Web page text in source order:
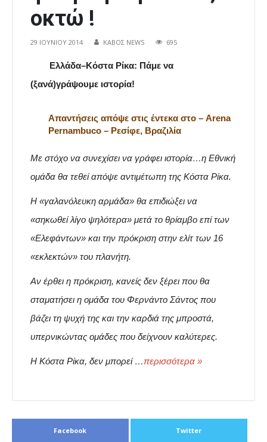
οκτώ !
29 ΙΟΥΝΊΟΥ 2014 ΚΑΒΟΣ NEWS 695
Ελλάδα–Κόστα Ρίκα: Πάμε να
(ξανά)γράψουμε ιστορία!
Απαντήσεις απόψε στις έντεκα στο – Arena
Pernambuco – Ρεσίφε, Βραζιλία
Με στόχο να συνεχίσει να γράφει ιστορία…η Εθνική
ομάδα θα τεθεί απόψε αντιμέτωπη της Κόστα Ρίκα.
Η «γαλανόλευκη αρμάδα» θα επιδιώξει να
«σηκωθεί λίγο ψηλότερα» μετά το θρίαμβο επί των
«Ελεφάντων» και την πρόκριση στην ελίτ των 16
«εκλεκτών» του πλανήτη.
Αν έρθει η πρόκριση, κανείς δεν ξέρει που θα
σταματήσει η ομάδα του Φερνάντο Σάντος που
βάζει τη ψυχή της και την καρδιά της μπροστά,
υπερνικώντας ομάδες που δείχνουν καλύτερες.
Η Κόστα Ρίκα, δεν μπορεί …περισσότερα »
Facebook Twitter